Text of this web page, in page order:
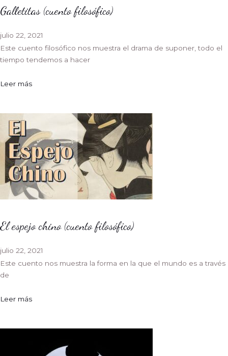
Galletitas (cuento filosófico)
julio 22, 2021
Este cuento filosófico nos muestra el drama de suponer, todo el
tiempo tendemos a hacer
Leer más
El espejo chino (cuento filosófico)
julio 22, 2021
Este cuento nos muestra la forma en la que el mundo es a través
de
Leer más